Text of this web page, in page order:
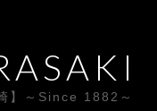
】～Since 1882～